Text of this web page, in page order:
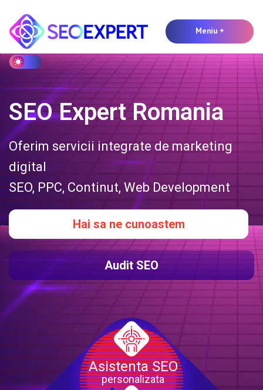
Seo Expert Romania Meniu + restrâns
SEO Expert Romania
Oferim servicii integrate de marketing
digital
SEO, PPC, Continut, Web Development
Hai sa ne cunoastem
Audit SEO
Asistenta SEO
personalizata